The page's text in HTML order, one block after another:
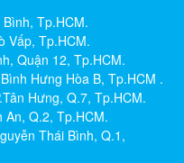
Tp.HCM.
Vấp, Tp.HCM.
Quận 12, Tp.HCM.
Hưng Hòa B, Tp.HCM .
Hưng, Q.7, Tp.HCM.
Q.2, Tp.HCM.
Thái Bình, Q.1,